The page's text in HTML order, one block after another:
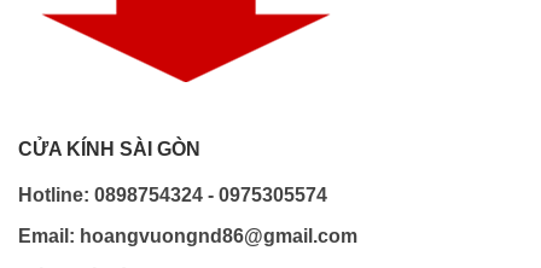
CỬA KÍNH SÀI GÒN
Hotline: 0898754324 - 0975305574
Email: hoangvuongnd86@gmail.com